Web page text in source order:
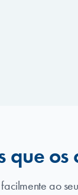
que
ao